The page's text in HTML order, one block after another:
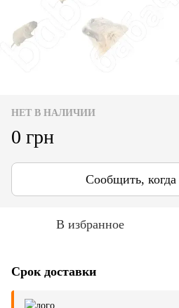
НЕТ В НАЛИЧИИ
0 грн
Сообщить, когда
В избранное
Срок доставки